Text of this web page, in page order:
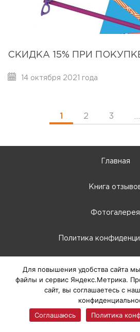
14 октября 2021 года
1 2 3 …
Главная
Книга
Фотогалерея
Политика
г. Абакан,
© 2025 ТЦ Европа, г. Абакан
Для повышения удобства сайта
файлы и сервис Яндекс.Метрика.
сайт, вы соглашаетесь с
Соглашаюсь
Политика